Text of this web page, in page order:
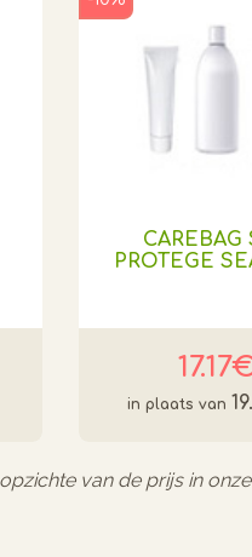
CAREBAG
PROTEGE
van de prijs in